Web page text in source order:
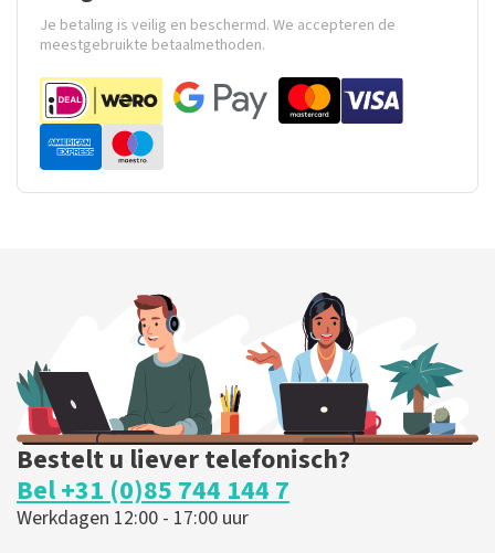
Je betaling is veilig en beschermd. We accepteren de
meestgebruikte betaalmethoden.
Bestelt u liever telefonisch?
Bel +31 (0)85 744 144 7
Werkdagen 12:00 - 17:00 uur